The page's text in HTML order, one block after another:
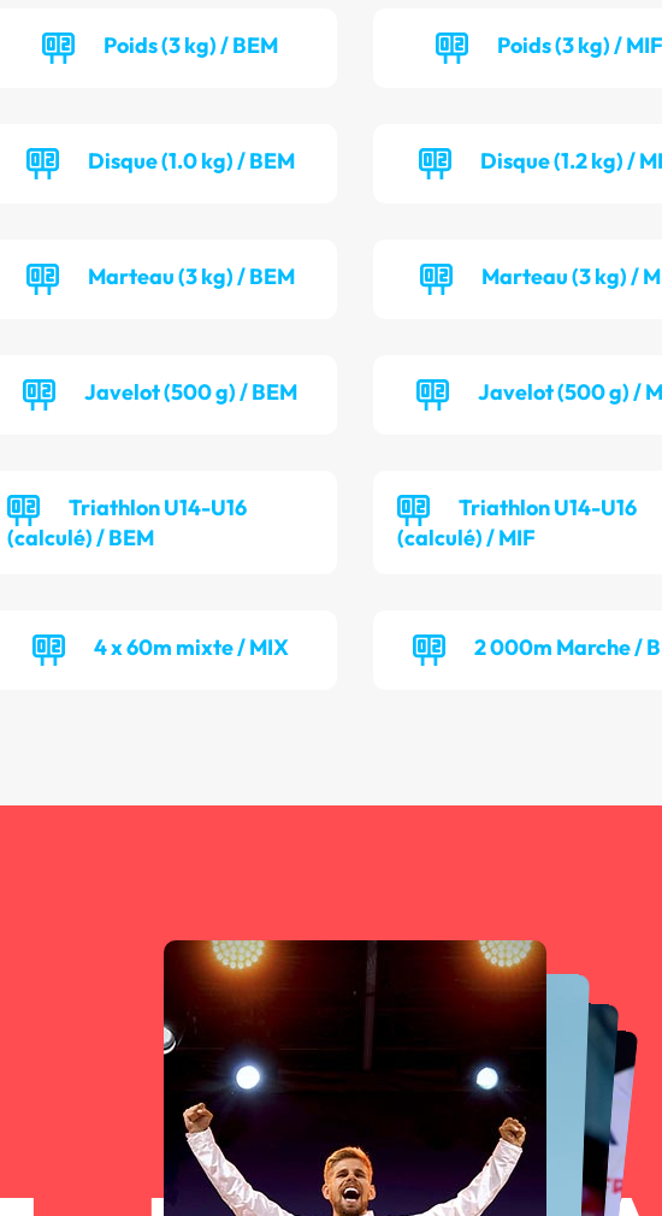
Poids (3 kg) / BEM Poids (3 kg) / MIF
Disque (1.0 kg) / BEM Disque (1.2 kg) /
Marteau (3 kg) / BEM Marteau (3 kg) /
Javelot (500 g) / BEM Javelot (500 g) /
Triathlon U14-U16
(calculé) / BEM
Triathlon U14-U16
(calculé) / MIF
4 x 60m mixte / MIX 2 000m Marche /